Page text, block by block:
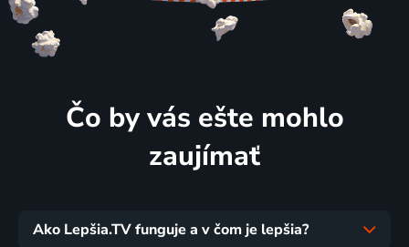
Čo by vás ešte mohlo
zaujímať
Ako Lepšia.TV funguje a v čom je lepšia?